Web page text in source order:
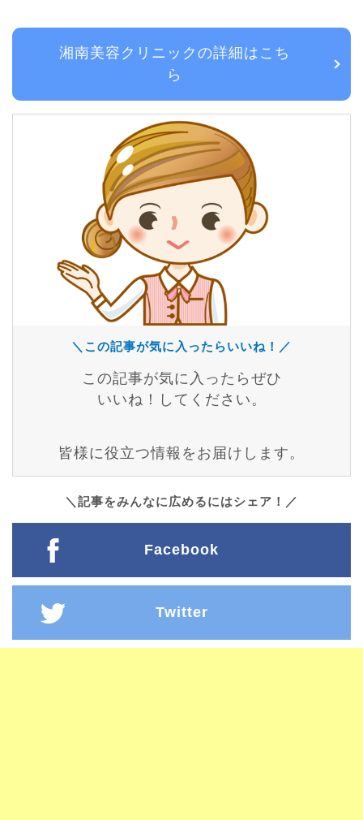
湘南美容クリニックの詳細はこち
ら
＼この記事が気に入ったらいいね！／
この記事が気に入ったらぜひ
いいね！してください。
皆様に役立つ情報をお届けします。
＼記事をみんなに広めるにはシェア！／
Facebook
Twitter